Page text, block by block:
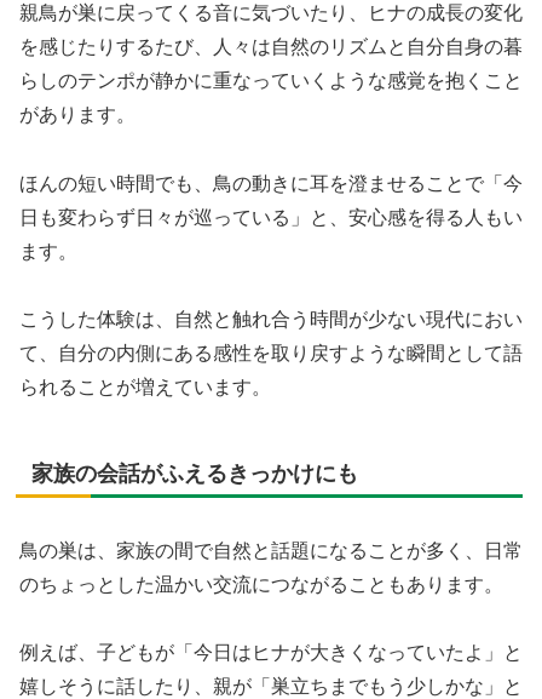
親鳥が巣に戻ってくる音に気づいたり、ヒナの成長の変化
を感じたりするたび、人々は自然のリズムと自分自身の暮
らしのテンポが静かに重なっていくような感覚を抱くこと
があります。
ほんの短い時間でも、鳥の動きに耳を澄ませることで「今
日も変わらず日々が巡っている」と、安心感を得る人もい
ます。
こうした体験は、自然と触れ合う時間が少ない現代におい
て、自分の内側にある感性を取り戻すような瞬間として語
られることが増えています。
家族の会話がふえるきっかけにも
鳥の巣は、家族の間で自然と話題になることが多く、日常
のちょっとした温かい交流につながることもあります。
例えば、子どもが「今日はヒナが大きくなっていたよ」と
嬉しそうに話したり、親が「巣立ちまでもう少しかな」と